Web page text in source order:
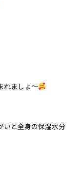
れましょ〜
いと全身の保湿水分